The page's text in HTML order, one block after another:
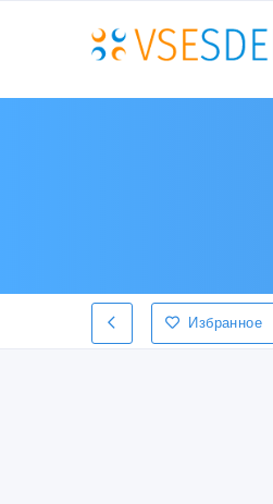
Избранное